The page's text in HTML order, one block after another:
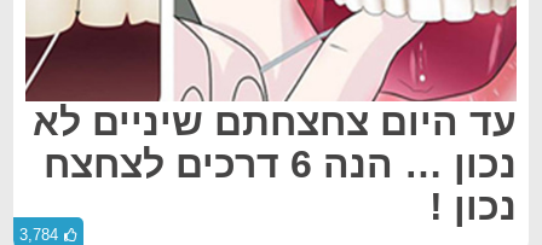
עד היום צחצחתם שיניים לא
נכון … הנה 6 דרכים לצחצח
נכון !
3,784